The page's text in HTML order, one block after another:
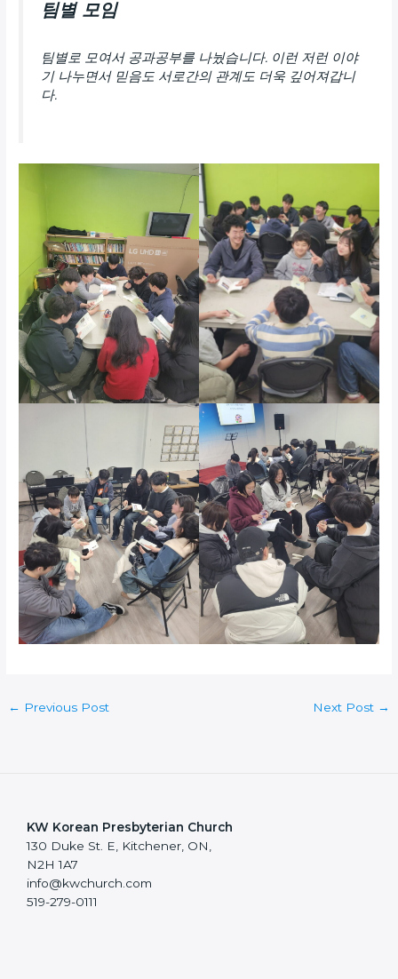
팀별 모임
팀별로 모여서 공과공부를 나눴습니다. 이런 저런 이야
기 나누면서 믿음도 서로간의 관계도 더욱 깊어져갑니
다.
← Previous Post Next Post →
KW Korean Presbyterian Church
130 Duke St. E, Kitchener, ON,
N2H 1A7
info@kwchurch.com
519-279-0111